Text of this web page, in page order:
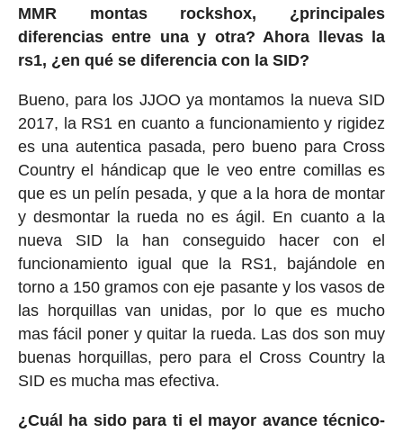
MMR montas rockshox, ¿principales
diferencias entre una y otra? Ahora llevas la
rs1, ¿en qué se diferencia con la SID?
Bueno, para los JJOO ya montamos la nueva SID
2017, la RS1 en cuanto a funcionamiento y rigidez
es una autentica pasada, pero bueno para Cross
Country el hándicap que le veo entre comillas es
que es un pelín pesada, y que a la hora de montar
y desmontar la rueda no es ágil. En cuanto a la
nueva SID la han conseguido hacer con el
funcionamiento igual que la RS1, bajándole en
torno a 150 gramos con eje pasante y los vasos de
las horquillas van unidas, por lo que es mucho
mas fácil poner y quitar la rueda. Las dos son muy
buenas horquillas, pero para el Cross Country la
SID es mucha mas efectiva.
¿Cuál ha sido para ti el mayor avance técnico-